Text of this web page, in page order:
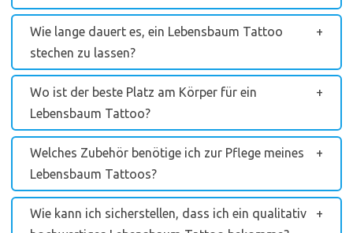
Wie lange dauert es, ein Lebensbaum Tattoo
stechen zu lassen?
Wo ist der beste Platz am Körper für ein
Lebensbaum Tattoo?
Welches Zubehör benötige ich zur Pflege meines
Lebensbaum Tattoos?
Wie kann ich sicherstellen, dass ich ein qualitativ